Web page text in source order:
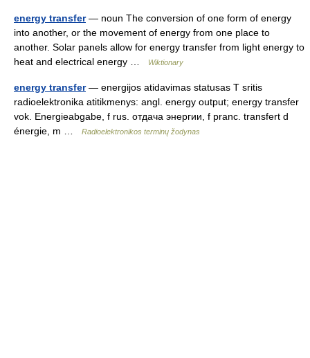
energy transfer— noun The conversion of one form of energy
into another, or the movement of energy from one place to
another. Solar panels allow for energy transfer from light energy to
heat and electrical energy …
Wiktionary
energy transfer— energijos atidavimas statusas T sritis
radioelektronika atitikmenys: angl. energy output; energy transfer
vok. Energieabgabe, f rus. отдача энергии, f pranc. transfert d
énergie, m …
Radioelektronikos terminų žodynas